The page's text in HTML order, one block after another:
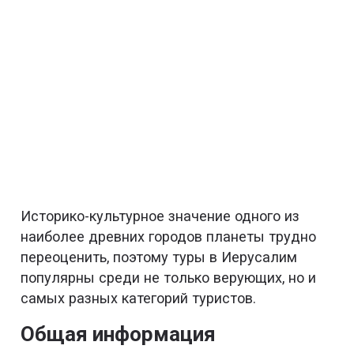
Историко-культурное значение одного из
наиболее древних городов планеты трудно
переоценить, поэтому туры в Иерусалим
популярны среди не только верующих, но и
самых разных категорий туристов.
Общая информация